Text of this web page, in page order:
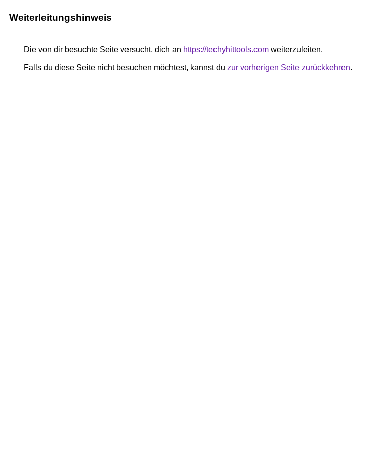
Weiterleitungshinweis
Die von dir besuchte Seite versucht, dich an https://techyhittools.com weiterzuleiten.
Falls du diese Seite nicht besuchen möchtest, kannst du zur vorherigen Seite zurückkehren.